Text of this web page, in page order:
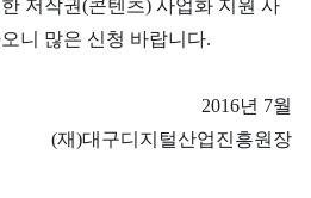
저작권(콘텐츠) 사업화 지원 사
니 많은 신청 바랍니다.
2016년 7월
(재)대구디지털산업진흥원장